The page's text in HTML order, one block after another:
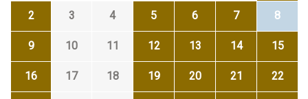
2 3 4 5 6 7 8
9 10 11 12 13 14 15
16 17 18 19 20 21 22